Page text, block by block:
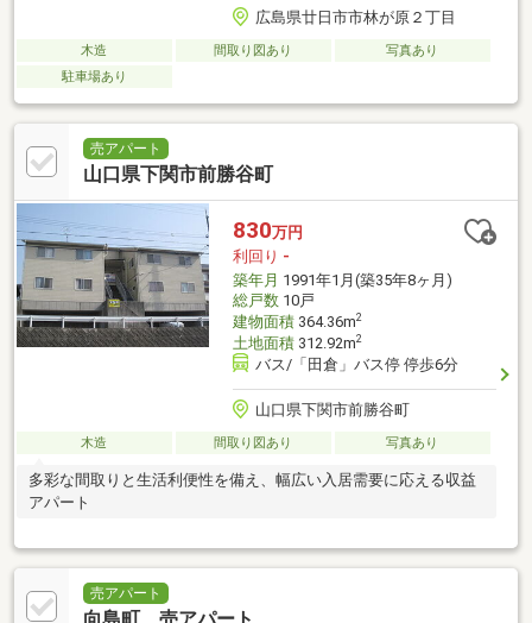
広島県廿日市市林が原２丁目
木造 間取り図あり
写真あり
駐車場あり
売アパート
山口県下関市前勝谷町
830万円
利回り -
築年月 1991年1月(築35年8ヶ月)
総戸数10戸
建物面積364.36m2
土地面積312.92m2
バス/「田倉」バス停 停歩6分
山口県下関市前勝谷町
木造 間取り図あり 写真あり
多彩な間取りと生活利便性を備え、幅広い入居需要に応える収益
アパート
売アパート